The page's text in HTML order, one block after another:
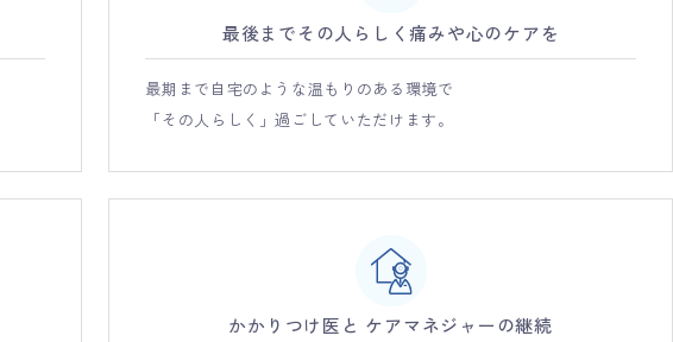
最後までその人らしく痛みや心のケアを
最期まで自宅のような温もりのある環境で
「その人らしく」過ごしていただけます。
かかりつけ医と ケアマネジャーの継続